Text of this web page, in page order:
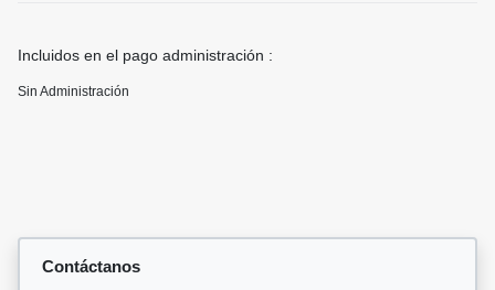
Incluidos en el pago administración :
Sin Administración
Contáctanos